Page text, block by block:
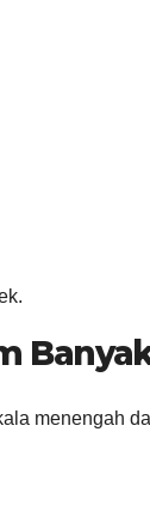
menengah